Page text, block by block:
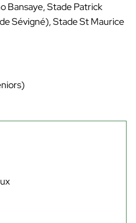
Bansaye, Stade Patrick
Sévigné), Stade St Maurice